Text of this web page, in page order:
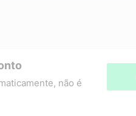
não é